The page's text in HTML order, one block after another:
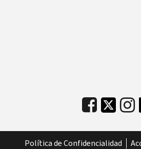
Política de Confidencialidad